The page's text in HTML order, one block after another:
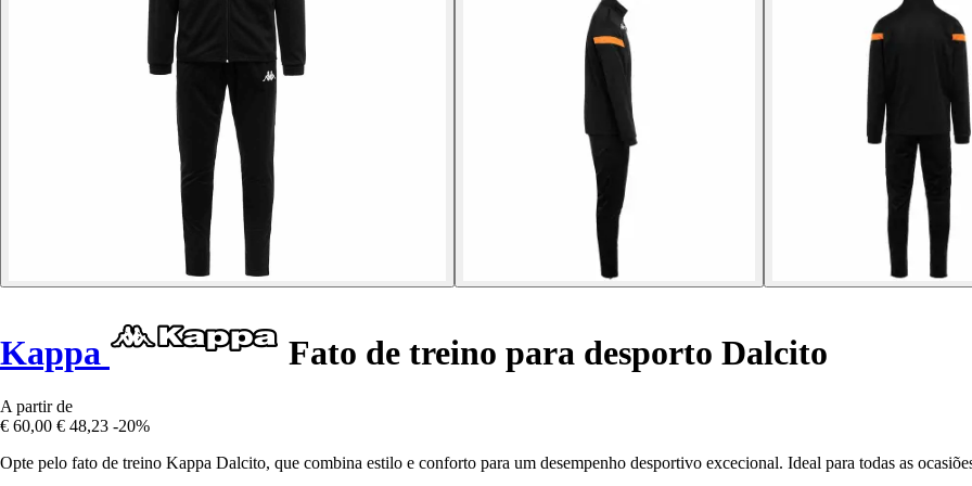
Kappa Fato de treino para desporto Dalcito
A partir de
€ 60,00 € 48,23 -20%
Opte pelo fato de treino Kappa Dalcito, que combina estilo e conforto para um desempenho desportivo excecional. Ideal para todas as